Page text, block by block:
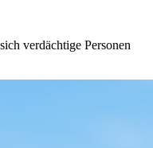
verdächtige Personen